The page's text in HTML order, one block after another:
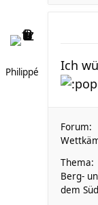
Philippé Ich
Forum:
Thema:
Berg-
dem